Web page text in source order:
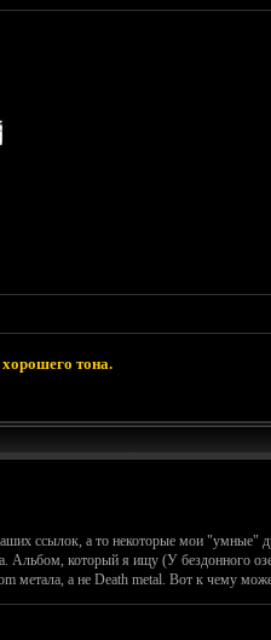
тона.
ссылок, а то некоторые мои
Альбом, который я ищу (У бездонного
метала, а не Death metal. Вот к чему